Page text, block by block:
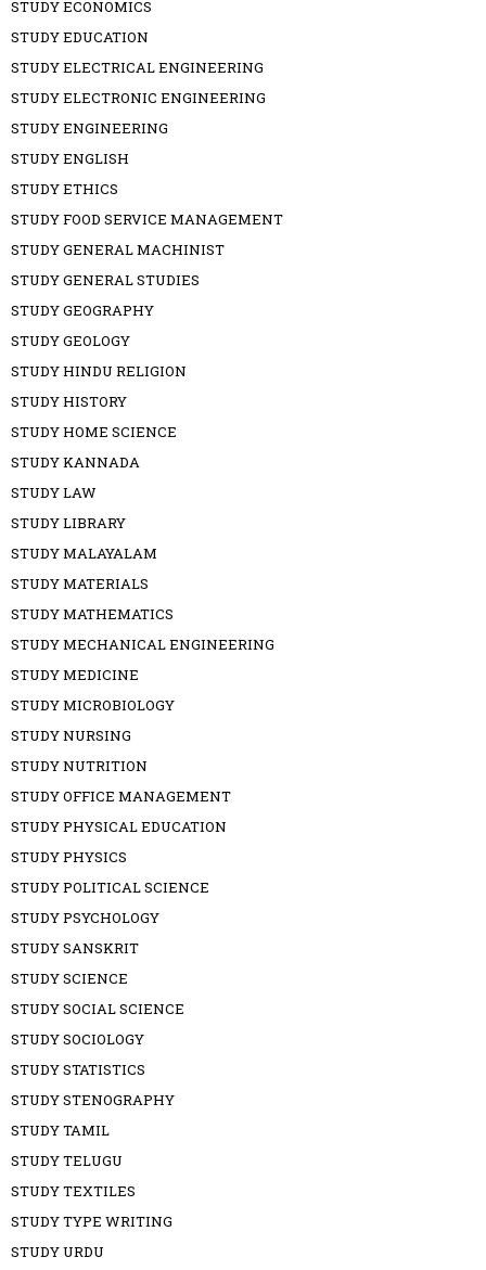
STUDY ECONOMICS
STUDY EDUCATION
STUDY ELECTRICAL ENGINEERING
STUDY ELECTRONIC ENGINEERING
STUDY ENGINEERING
STUDY ENGLISH
STUDY ETHICS
STUDY FOOD SERVICE MANAGEMENT
STUDY GENERAL MACHINIST
STUDY GENERAL STUDIES
STUDY GEOGRAPHY
STUDY GEOLOGY
STUDY HINDU RELIGION
STUDY HISTORY
STUDY HOME SCIENCE
STUDY KANNADA
STUDY LAW
STUDY LIBRARY
STUDY MALAYALAM
STUDY MATERIALS
STUDY MATHEMATICS
STUDY MECHANICAL ENGINEERING
STUDY MEDICINE
STUDY MICROBIOLOGY
STUDY NURSING
STUDY NUTRITION
STUDY OFFICE MANAGEMENT
STUDY PHYSICAL EDUCATION
STUDY PHYSICS
STUDY POLITICAL SCIENCE
STUDY PSYCHOLOGY
STUDY SANSKRIT
STUDY SCIENCE
STUDY SOCIAL SCIENCE
STUDY SOCIOLOGY
STUDY STATISTICS
STUDY STENOGRAPHY
STUDY TAMIL
STUDY TELUGU
STUDY TEXTILES
STUDY TYPE WRITING
STUDY URDU